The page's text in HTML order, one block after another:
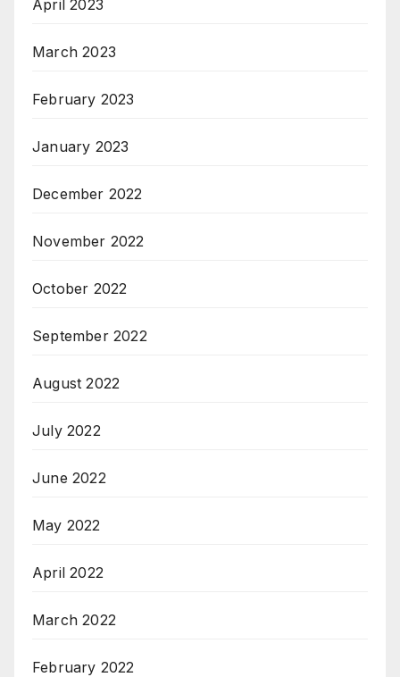
April 2023
March 2023
February 2023
January 2023
December 2022
November 2022
October 2022
September 2022
August 2022
July 2022
June 2022
May 2022
April 2022
March 2022
February 2022